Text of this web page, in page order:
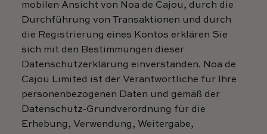
mobilen Ansicht von Noa de Cajou, durch die
Durchführung von Transaktionen und durch
die Registrierung eines Kontos erklären Sie
sich mit den Bestimmungen dieser
Datenschutzerklärung einverstanden. Noa de
Cajou Limited ist der Verantwortliche für Ihre
personenbezogenen Daten und gemäß der
Datenschutz-Grundverordnung für die
Erhebung, Verwendung, Weitergabe,